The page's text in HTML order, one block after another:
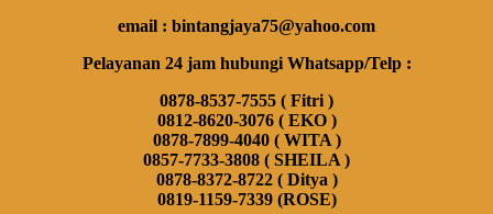
email : bintangjaya75@yahoo.com
Pelayanan 24 jam hubungi Whatsapp/Telp :
0878-8537-7555 ( Fitri )
0812-8620-3076 ( EKO )
0878-7899-4040 ( WITA )
0857-7733-3808 ( SHEILA )
0878-8372-8722 ( Ditya )
0819-1159-7339 (ROSE)